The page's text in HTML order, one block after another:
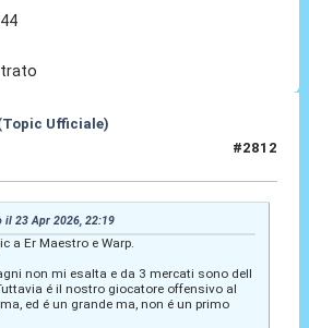
Ufficiale)
#2812
il 23 Apr 2026, 22:19
a Er Maestro e Warp.
non mi esalta e da 3 mercati sono dell
é il nostro giocatore offensivo al
ed é un grande ma, non é un primo